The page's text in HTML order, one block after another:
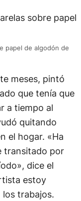
papel de algodón de
meses, pintó
que tenía que
a tiempo al
quitando
el hogar. «Ha
transitado por
dice el
estoy
trabajos.